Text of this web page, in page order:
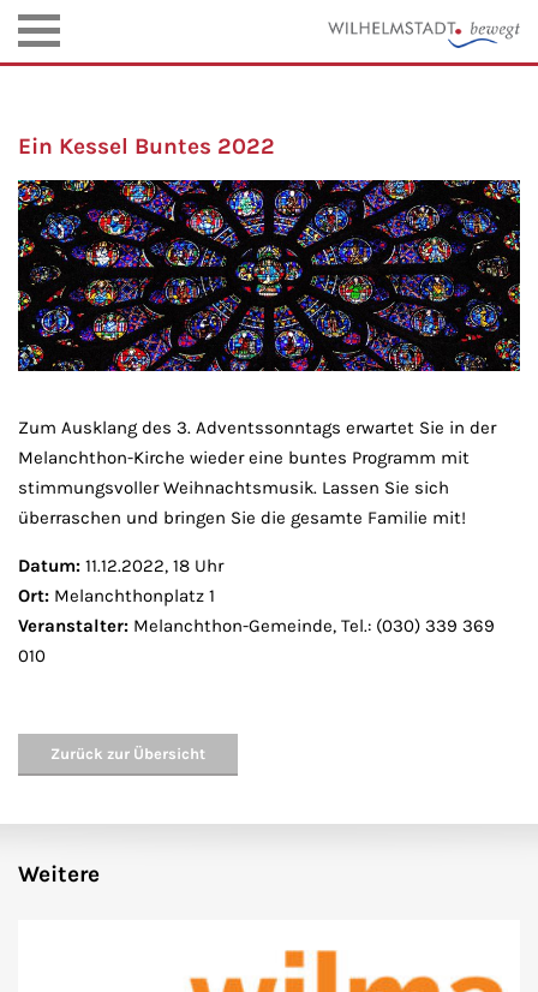
Ein Kessel Buntes 2022
Zum Ausklang des 3. Adventssonntags erwartet Sie in der
Melanchthon-Kirche wieder eine buntes Programm mit
stimmungsvoller Weihnachtsmusik. Lassen Sie sich
überraschen und bringen Sie die gesamte Familie mit!
Datum: 11.12.2022, 18 Uhr
Ort: Melanchthonplatz 1
Veranstalter: Melanchthon-Gemeinde, Tel.: (030) 339 369
010
Zurück zur Übersicht
Weitere